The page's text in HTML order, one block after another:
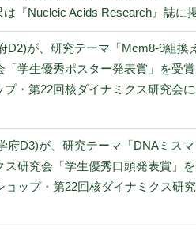
『Nucleic Acids Research』誌に
が、研究テーマ「Mcm8-9組換
学生優秀ポスター発表賞」を受
・第22回核ダイナミクス研究会
D3)が、研究テーマ「DNAミス
研究会「学生優秀口頭発表賞」
ップ・第22回核ダイナミクス研